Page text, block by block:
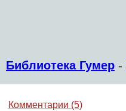
Библиотека Гумер -
Комментарии (5)